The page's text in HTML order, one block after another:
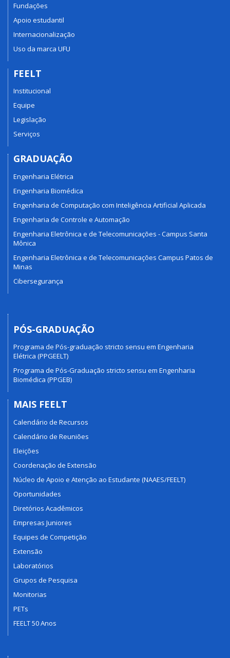
Fundações
Apoio estudantil
Internacionalização
Uso da marca UFU
FEELT
Institucional
Equipe
Legislação
Serviços
GRADUAÇÃO
Engenharia Elétrica
Engenharia Biomédica
Engenharia de Computação com Inteligência Artificial Aplicada
Engenharia de Controle e Automação
Engenharia Eletrônica e de Telecomunicações - Campus Santa
Mônica
Engenharia Eletrônica e de Telecomunicações Campus Patos de
Minas
Cibersegurança
PÓS-GRADUAÇÃO
Programa de Pós-graduação stricto sensu em Engenharia
Elétrica (PPGEELT)
Programa de Pós-Graduação stricto sensu em Engenharia
Biomédica (PPGEB)
MAIS FEELT
Calendário de Recursos
Calendário de Reuniões
Eleições
Coordenação de Extensão
Núcleo de Apoio e Atenção ao Estudante (NAAES/FEELT)
Oportunidades
Diretórios Acadêmicos
Empresas Juniores
Equipes de Competição
Extensão
Laboratórios
Grupos de Pesquisa
Monitorias
PETs
FEELT 50 Anos